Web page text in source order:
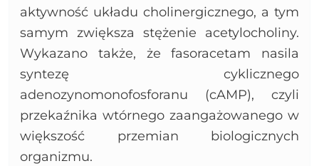
aktywność układu cholinergicznego, a tym
samym zwiększa stężenie acetylocholiny.
Wykazano także, że fasoracetam nasila
syntezę cyklicznego
adenozynomonofosforanu (cAMP), czyli
przekaźnika wtórnego zaangażowanego w
większość przemian biologicznych
organizmu.